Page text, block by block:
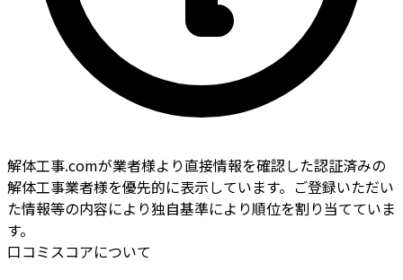
解体工事.comが業者様より直接情報を確認した認証済みの
解体工事業者様を優先的に表示しています。ご登録いただい
た情報等の内容により独自基準により順位を割り当てていま
す。
口コミスコアについて